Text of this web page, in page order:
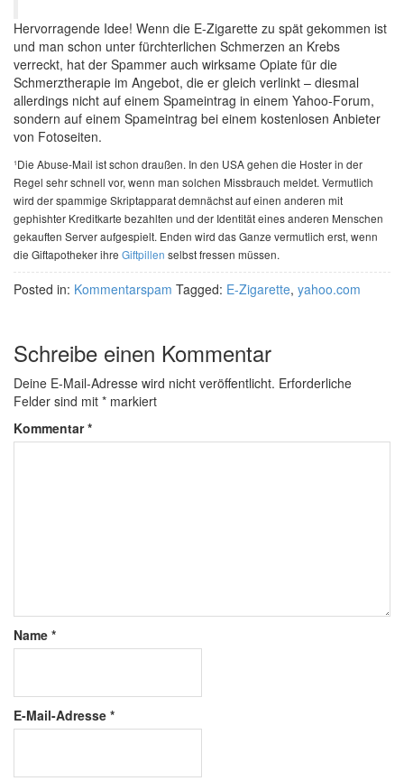
Hervorragende Idee! Wenn die E-Zigarette zu spät gekommen ist
und man schon unter fürchterlichen Schmerzen an Krebs
verreckt, hat der Spammer auch wirksame Opiate für die
Schmerztherapie im Angebot, die er gleich verlinkt – diesmal
allerdings nicht auf einem Spameintrag in einem Yahoo-Forum,
sondern auf einem Spameintrag bei einem kostenlosen Anbieter
von Fotoseiten.
¹Die Abuse-Mail ist schon draußen. In den USA gehen die Hoster in der
Regel sehr schnell vor, wenn man solchen Missbrauch meldet. Vermutlich
wird der spammige Skriptapparat demnächst auf einen anderen mit
gephishter Kreditkarte bezahlten und der Identität eines anderen Menschen
gekauften Server aufgespielt. Enden wird das Ganze vermutlich erst, wenn
die Giftapotheker ihre Giftpillen selbst fressen müssen.
Posted in: Kommentarspam Tagged: E-Zigarette, yahoo.com
Schreibe einen Kommentar
Deine E-Mail-Adresse wird nicht veröffentlicht. Erforderliche
Felder sind mit * markiert
Kommentar*
Name *
E-Mail-Adresse *